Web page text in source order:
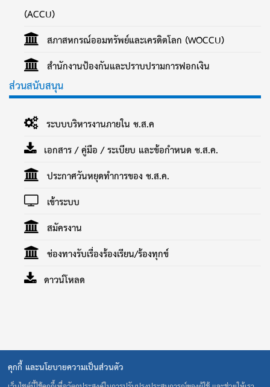
(ACCU)
สภาสหกรณ์ออมทรัพย์และเครดิตโลก (WOCCU)
สำนักงานป้องกันและปราบปรามการฟอกเงิน
ส่วนสนับสนุน
ระบบบริหารงานภายใน ช.ส.ค
เอกสาร / คู่มือ / ระเบียบ และข้อกำหนด ช.ส.ค.
ประกาศวันหยุดทำการของ ช.ส.ค.
เข้าระบบ
สมัครงาน
ช่องทางรับเรื่องร้องเรียน/ร้องทุกข์
ดาวน์โหลด
40 ถนน รามคำแหง แขวงสะพานสูง เขตสะพานสูง กรุงเทพ 10240
คุกกี้ และนโยบายความเป็นส่วนตัว